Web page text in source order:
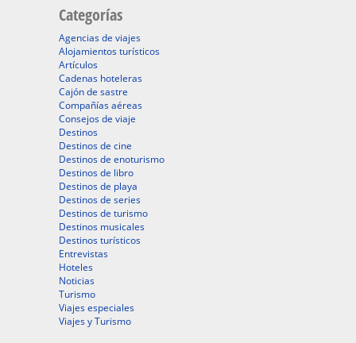
Categorías
Agencias de viajes
Alojamientos turísticos
Artículos
Cadenas hoteleras
Cajón de sastre
Compañías aéreas
Consejos de viaje
Destinos
Destinos de cine
Destinos de enoturismo
Destinos de libro
Destinos de playa
Destinos de series
Destinos de turismo
Destinos musicales
Destinos turísticos
Entrevistas
Hoteles
Noticias
Turismo
Viajes especiales
Viajes y Turismo